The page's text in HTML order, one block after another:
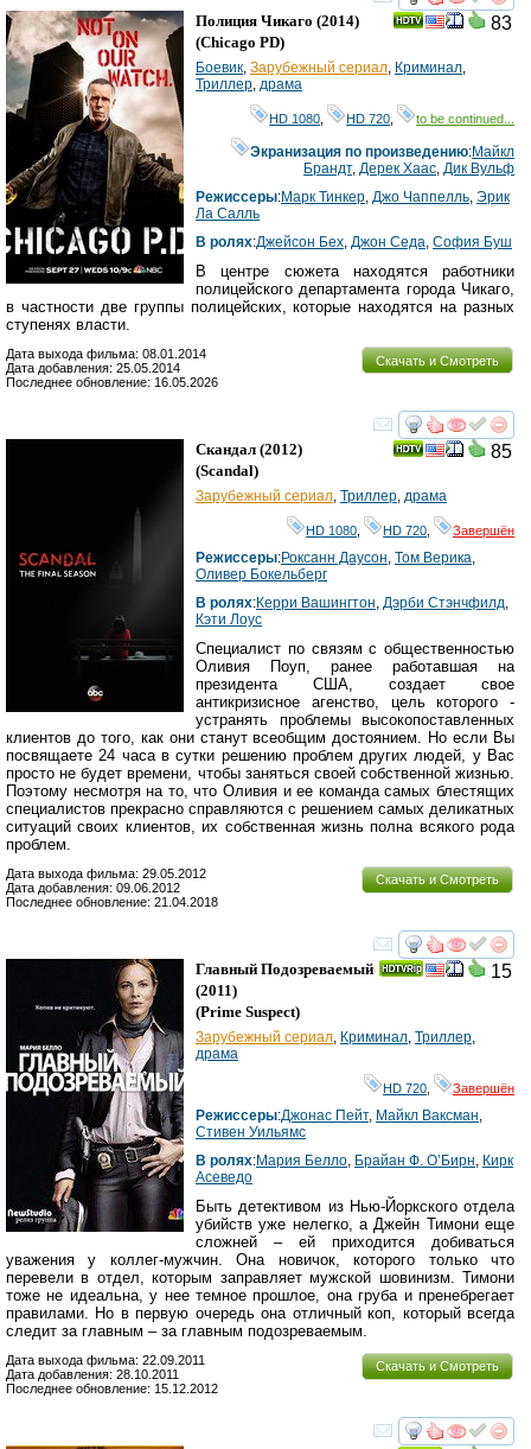
смотреть
83
Полиция Чикаго (2014)
(Chicago PD)
Боевик, Зарубежный сериал, Криминал,
Триллер, драма
HD 1080 HD 720 to be continued...
Экранизация по произведению:Майкл
Брандт,Дерек Хаас,Дик Вульф
Режиссеры:Марк Тинкер, Джо Чаппелль, Эрик
Ла Салль
В ролях:Джейсон Бех, Джон Седа, София Буш
В центре сюжета находятся работники
полицейского департамента города Чикаго,
в частности две группы полицейских, которые находятся на разных
ступенях власти.
Скачать и Смотреть
Дата выхода фильма: 08.01.2014
Дата добавления: 25.05.2014
Последнее обновление: 16.05.2026
смотреть
85
Скандал (2012)
(Scandal)
Зарубежный сериал, Триллер, драма
HD 1080 HD 720 Завершён
Режиссеры:Роксанн Даусон, Том Верика,
Оливер Бокельберг
В ролях:Керри Вашингтон, Дэрби Стэнчфилд,
Кэти Лоус
Специалист по связям с общественностью
Оливия Поуп, ранее работавшая на
президента США, создает свое
антикризисное агенство, цель которого -
устранять проблемы высокопоставленных
клиентов до того, как они станут всеобщим достоянием. Но если Вы
посвящаете 24 часа в сутки решению проблем других людей, у Вас
просто не будет времени, чтобы заняться своей собственной жизнью.
Поэтому несмотря на то, что Оливия и ее команда самых блестящих
специалистов прекрасно справляются с решением самых деликатных
ситуаций своих клиентов, их собственная жизнь полна всякого рода
проблем.
Скачать и Смотреть
Дата выхода фильма: 29.05.2012
Дата добавления: 09.06.2012
Последнее обновление: 21.04.2018
смотреть
15
Главный Подозреваемый
(2011)
(Prime Suspect)
Зарубежный сериал, Криминал, Триллер,
драма
HD 720 Завершён
Режиссеры:Джонас Пейт, Майкл Ваксман,
Стивен Уильямс
В ролях:Мария Белло, Брайан Ф. О’Бирн, Кирк
Асеведо
Быть детективом из Нью-Йоркского отдела
убийств уже нелегко, а Джейн Тимони еще
сложней – ей приходится добиваться
уважения у коллег-мужчин. Она новичок, которого только что
перевели в отдел, которым заправляет мужской шовинизм. Тимони
тоже не идеальна, у нее темное прошлое, она груба и пренебрегает
правилами. Но в первую очередь она отличный коп, который всегда
следит за главным – за главным подозреваемым.
Скачать и Смотреть
Дата выхода фильма: 22.09.2011
Дата добавления: 28.10.2011
Последнее обновление: 15.12.2012
смотреть